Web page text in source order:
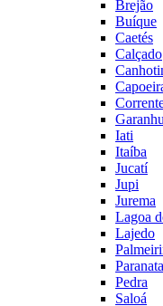
Brejão
Buíque
Caetés
Calçado
Iati
Itaíba
Jucatí
Jupi
Jurema
Lagoa
Lajedo
Pedra
Saloá